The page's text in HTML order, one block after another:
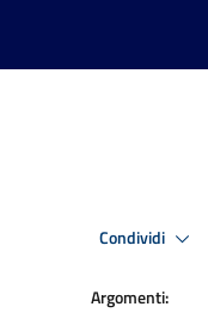
Condividi
Argomenti: